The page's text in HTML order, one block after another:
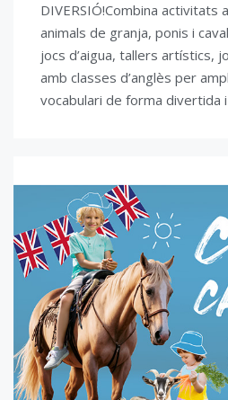
DIVERSIÓ!Combina activitats
animals de granja, ponis i
jocs d’aigua, tallers artístics,
amb classes d’anglès per
vocabulari de forma divertida